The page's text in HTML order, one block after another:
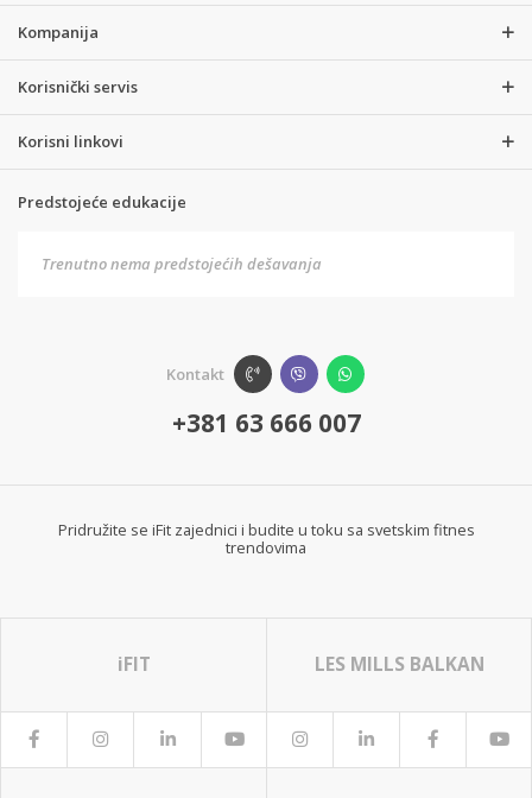
Kompanija
Korisnički servis
Korisni linkovi
Predstojeće edukacije
Trenutno nema predstojećih dešavanja
Kontakt
+381 63 666 007
Pridružite se iFit zajednici i budite u toku sa svetskim fitnes
trendovima
iFIT LES MILLS BALKAN